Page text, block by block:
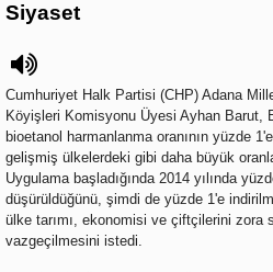
Siyaset
Cumhuriyet Halk Partisi (CHP) Adana
Köyişleri Komisyonu Üyesi Ayhan Barut,
bioetanol harmanlanma oranının yüzde
gelişmiş ülkelerdeki gibi daha büyük
Uygulama başladığında 2014 yılında
düşürüldüğünü, şimdi de yüzde 1'e
ülke tarımı, ekonomisi ve çiftçilerini zora
vazgeçilmesini istedi.